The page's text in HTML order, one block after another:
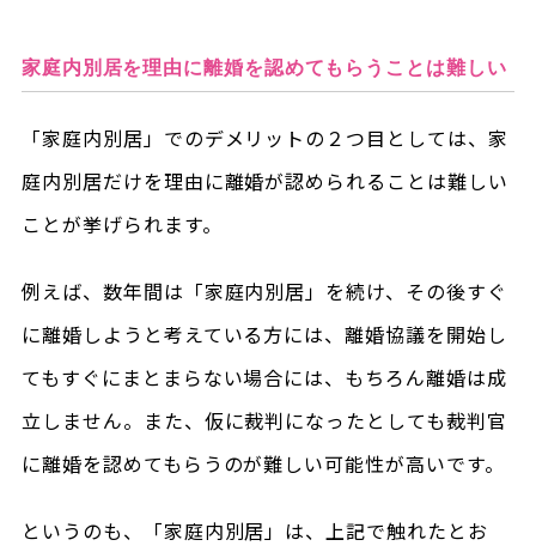
家庭内別居を理由に離婚を認めてもらうことは難しい
「家庭内別居」でのデメリットの２つ目としては、家
庭内別居だけを理由に離婚が認められることは難しい
ことが挙げられます。
例えば、数年間は「家庭内別居」を続け、その後すぐ
に離婚しようと考えている方には、離婚協議を開始し
てもすぐにまとまらない場合には、もちろん離婚は成
立しません。また、仮に裁判になったとしても裁判官
に離婚を認めてもらうのが難しい可能性が高いです。
というのも、「家庭内別居」は、上記で触れたとお